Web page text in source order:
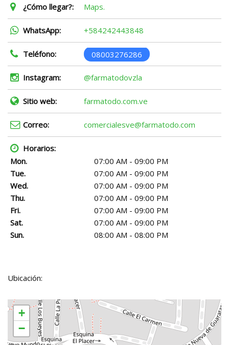
¿Cómo llegar?: Maps.
WhatsApp: +584242443848
Teléfono: 08003276286
Instagram: @farmatodovzla
Sitio web: farmatodo.com.ve
Correo: comercialesve@farmatodo.com
Horarios:
Mon.
07:00 AM - 09:00 PM
Tue.
07:00 AM - 09:00 PM
Wed.
07:00 AM - 09:00 PM
Thu.
07:00 AM - 09:00 PM
Fri.
07:00 AM - 09:00 PM
Sat.
07:00 AM - 09:00 PM
Sun.
08:00 AM - 08:00 PM
Ubicación:
+
−